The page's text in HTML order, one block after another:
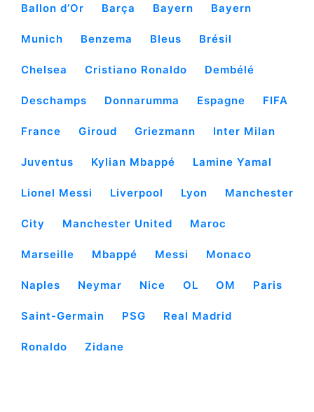
Ballon d’Or Barça Bayern Bayern
Munich Benzema Bleus Brésil
Chelsea Cristiano Ronaldo Dembélé
Deschamps Donnarumma Espagne FIFA
France Giroud Griezmann Inter Milan
Juventus Kylian Mbappé Lamine Yamal
Lionel Messi Liverpool Lyon Manchester
City Manchester United Maroc
Marseille Mbappé Messi Monaco
Naples Neymar Nice OL OM Paris
Saint-Germain PSG Real Madrid
Ronaldo Zidane